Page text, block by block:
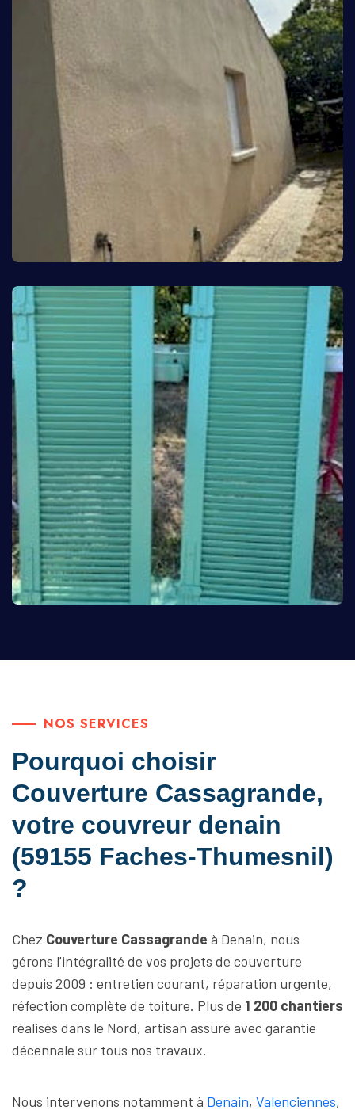
NOS SERVICES
Pourquoi choisir
Couverture Cassagrande,
votre couvreur denain
(59155 Faches-Thumesnil)
?
Chez Couverture Cassagrande à Denain, nous
gérons l'intégralité de vos projets de couverture
depuis 2009 : entretien courant, réparation urgente,
réfection complète de toiture. Plus de 1 200 chantiers
réalisés dans le Nord, artisan assuré avec garantie
décennale sur tous nos travaux.
Nous intervenons notamment à Denain, Valenciennes,